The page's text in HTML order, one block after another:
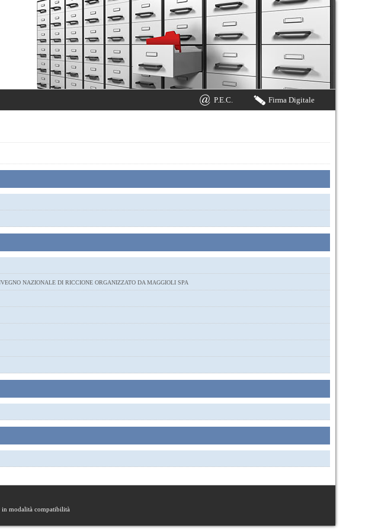
Firma Digitale
P.E.C.
NAZIONALE DI RICCIONE ORGANIZZATO DA MAGGIOLI SPA
modalità compatibilità